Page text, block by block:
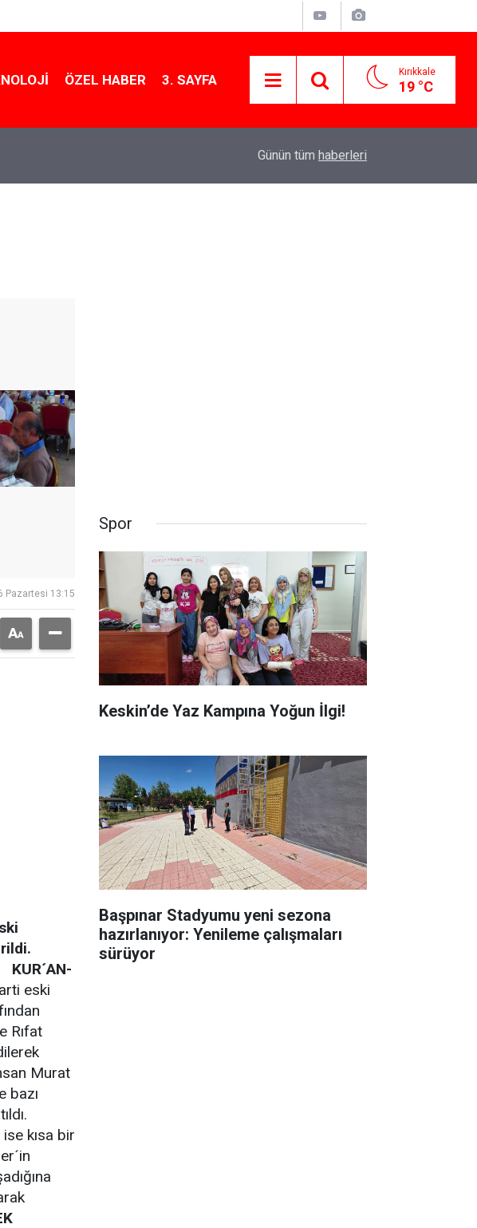
ÖZEL HABER 3. SAYFA Kırıkkale
19 °C
Kırıkkale Çalılıöz Mahallesi'nde altyapı
Günün tüm haberleri
Pazartesi 13:15
KUR´AN-
eski
Rıfat
Murat
bazı
kısa bir
Spor
Keskin’de Yaz Kampına Yoğun İlgi!
Başpınar Stadyumu yeni sezona
hazırlanıyor: Yenileme çalışmaları
sürüyor